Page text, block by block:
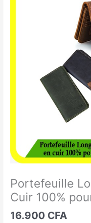
Portefeuille
Cuir 100%
16.900 CFA